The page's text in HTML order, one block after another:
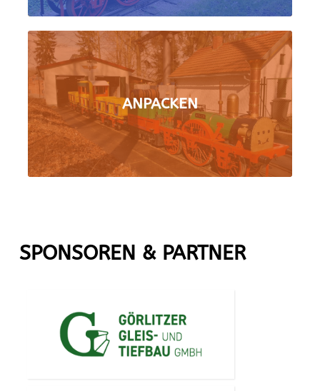
ANPACKEN
SPONSOREN & PARTNER